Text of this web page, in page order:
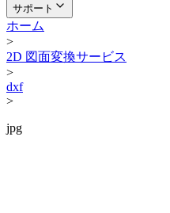
サポート
ホーム
>
2D 図面変換サービス
>
dxf
>
jpg